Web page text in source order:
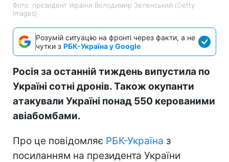
Фото: президент України Володимир Зеленський (Getty
Images)
Розумій ситуацію на фронті через факти, а не
чутки з РБК-Україна у Google
Росія за останній тиждень випустила по
Україні сотні дронів. Також окупанти
атакували Україні понад 550 керованими
авіабомбами.
Про це повідомляє РБК-Україна з
посиланням на президента України